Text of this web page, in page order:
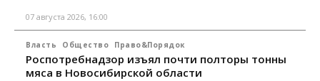
07 августа 2026, 16:00
Власть Общество Право&Порядок
Роспотребнадзор изъял почти полторы тонны
мяса в Новосибирской области